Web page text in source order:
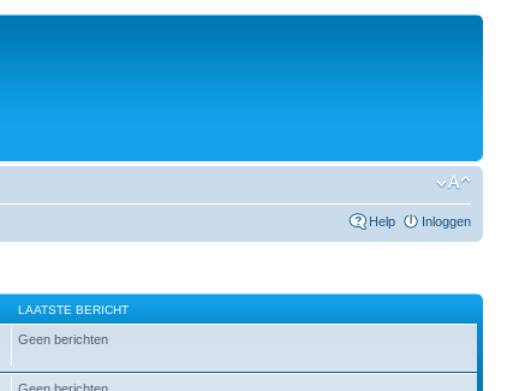
Help Inloggen
LAATSTE BERICHT
Geen berichten